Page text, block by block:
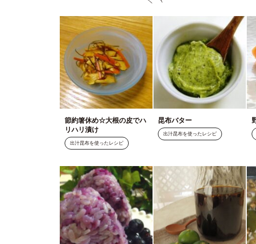
節約箸休め☆大根の皮でハ
リハリ漬け
出汁昆布を使ったレシピ
昆布バター
出汁昆布を使ったレシピ